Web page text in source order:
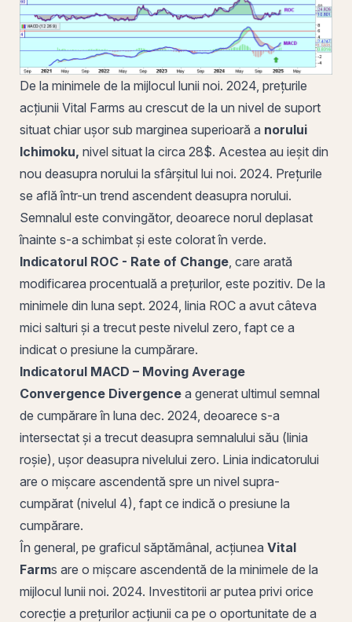
De la minimele de la mijlocul lunii noi. 2024, prețurile
acțiunii Vital Farms au crescut de la un nivel de suport
situat chiar ușor sub marginea superioară a norului
Ichimoku, nivel situat la circa 28$. Acestea au ieșit din
nou deasupra norului la sfârșitul lui noi. 2024. Prețurile
se află într-un trend ascendent deasupra norului.
Semnalul este convingător, deoarece norul deplasat
înainte s-a schimbat și este colorat în verde.
Indicatorul ROC - Rate of Change , care arată
modificarea procentuală a prețurilor, este pozitiv. De la
minimele din luna sept. 2024, linia ROC a avut câteva
mici salturi și a trecut peste nivelul zero, fapt ce a
indicat o presiune la cumpărare.
Indicatorul MACD – Moving Average
Convergence Divergence a generat ultimul semnal
de cumpărare în luna dec. 2024, deoarece s-a
intersectat și a trecut deasupra semnalului său (linia
roșie), ușor deasupra nivelului zero. Linia indicatorului
are o mișcare ascendentă spre un nivel supra-
cumpărat (nivelul 4), fapt ce indică o presiune la
cumpărare.
În general, pe graficul săptămânal, acțiunea Vital
Farms are o mișcare ascendentă de la minimele de la
mijlocul lunii noi. 2024. Investitorii ar putea privi orice
corecție a prețurilor acțiunii ca pe o oportunitate de a